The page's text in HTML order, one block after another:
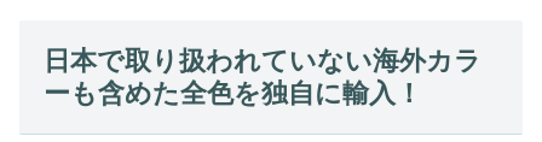
日本で取り扱われていない海外カラ
ーも含めた全色を独自に輸入！